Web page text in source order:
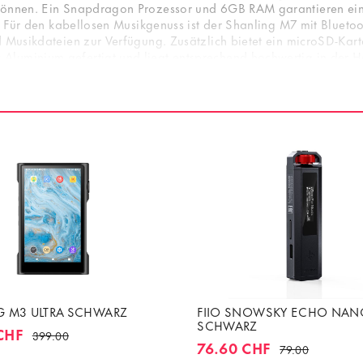
Ein Snapdragon Prozessor und 6GB RAM garantieren
den kabellosen Musikgenuss ist der Shanling M7 mit
zur Verfügung. Zusätzlich bietet ein microSD-
M3 ULTRA SCHWARZ
399.00
FIIO SNOWSKY ECHO
SCHWARZ
76.60 CHF 79.00